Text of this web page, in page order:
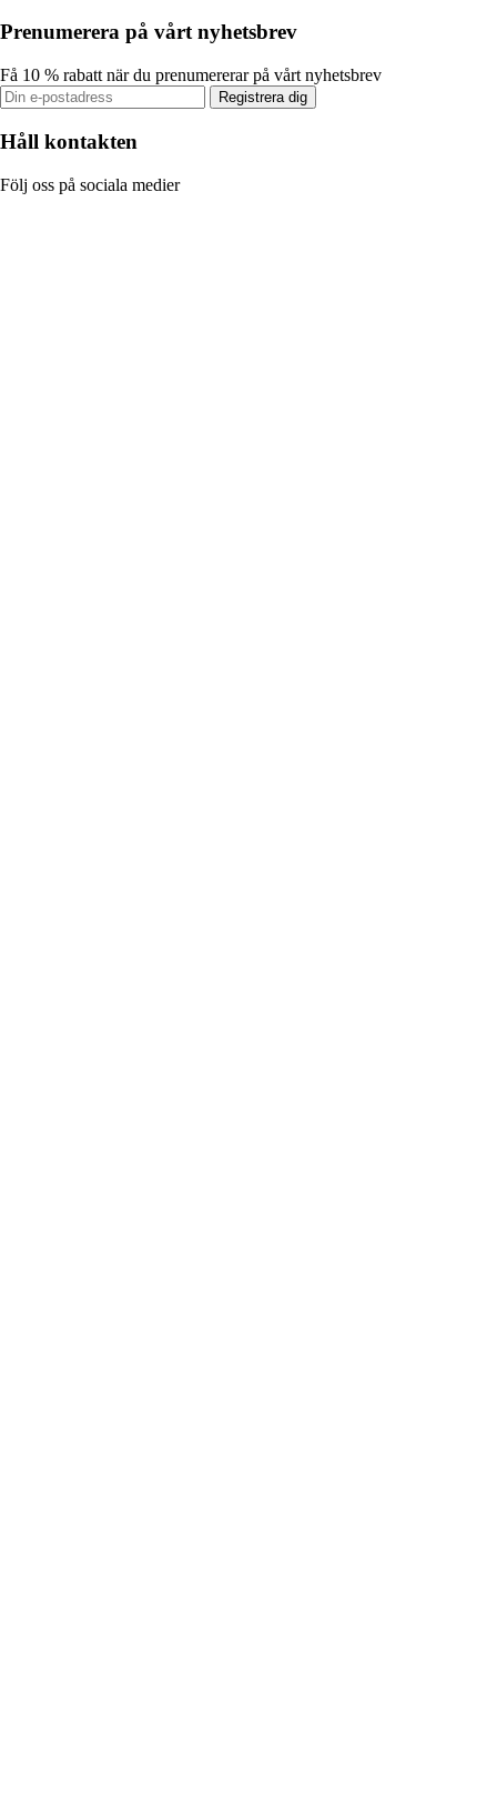
Prenumerera på vårt nyhetsbrev
Få 10 % rabatt när du prenumererar på vårt nyhetsbrev
Registrera dig
Håll kontakten
Följ oss på sociala medier